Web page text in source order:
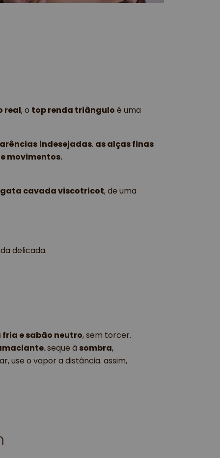
real, o top renda triângulo é uma
indesejadas. as alças finas
movimentos.
cavada viscotricot, de uma
delicada.
e sabão neutro, sem torcer.
seque à sombra,
use o vapor a distância. assim,